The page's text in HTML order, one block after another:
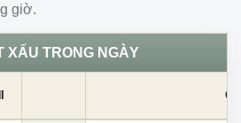
giờ.
XẤU TRONG NGÀY